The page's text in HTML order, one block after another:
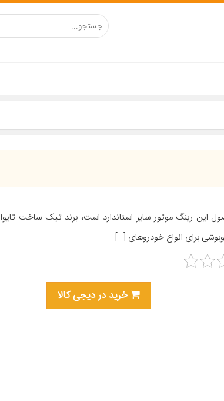
این رینگ موتور سایز استاندارد است، برند تیک ساخت
برای انواع خودروهای […]
خرید در دیجی کالا